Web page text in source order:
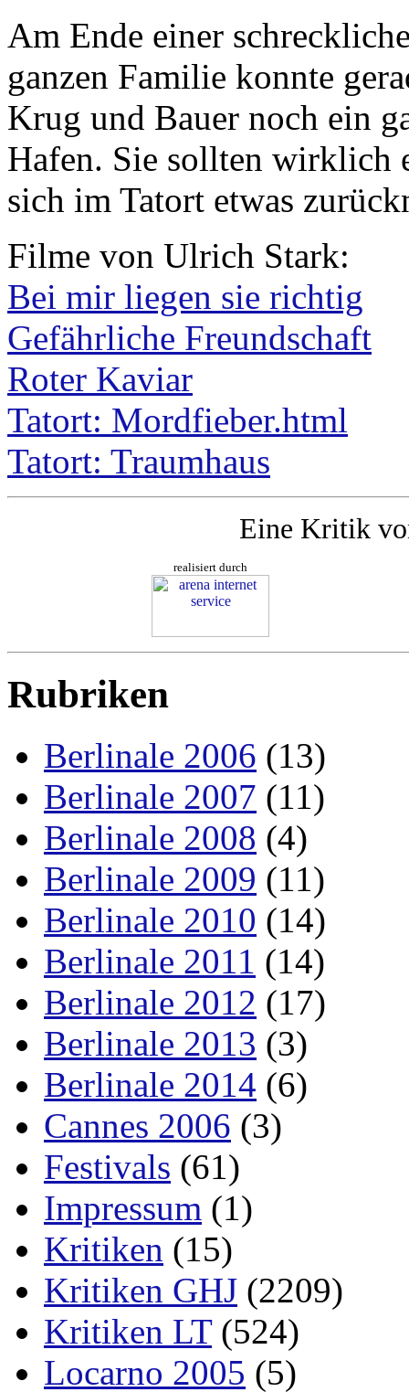
Am Ende einer
ganzen Familie konnte
Krug und Bauer noch ein
Hafen. Sie sollten wirklich
sich im Tatort etwas
Filme von Ulrich Stark:
Bei mir liegen sie richtig
Gefährliche Freundschaft
Roter Kaviar
Tatort: Mordfieber.html
Tatort: Traumhaus
Eine Kritik
realisiert durch
Rubriken
Berlinale 2006 (13)
Berlinale 2007 (11)
Berlinale 2008 (4)
Berlinale 2009 (11)
Berlinale 2010 (14)
Berlinale 2011 (14)
Berlinale 2012 (17)
Berlinale 2013 (3)
Berlinale 2014 (6)
Cannes 2006 (3)
Festivals (61)
Impressum (1)
Kritiken (15)
Kritiken GHJ (2209)
Kritiken LT(524)
Locarno 2005 (5)